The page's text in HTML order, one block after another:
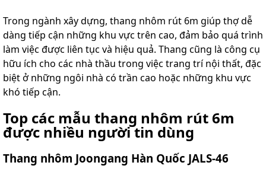
Trong ngành xây dựng, thang nhôm rút 6m giúp thợ dễ
dàng tiếp cận những khu vực trên cao, đảm bảo quá trình
làm việc được liên tục và hiệu quả. Thang cũng là công cụ
hữu ích cho các nhà thầu trong việc trang trí nội thất, đặc
biệt ở những ngôi nhà có trần cao hoặc những khu vực
khó tiếp cận.
Top các mẫu thang nhôm rút 6m
được nhiều người tin dùng
Thang nhôm Joongang Hàn Quốc JALS-46